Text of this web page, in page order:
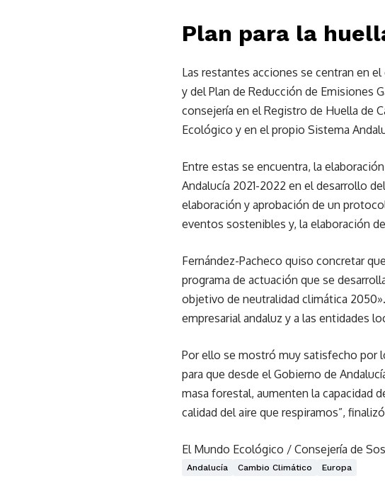
Plan para la
Las restantes acciones se centran en
y del Plan de Reducción de Emisiones
consejería en el Registro de Huella de
Ecológico y en el propio Sistema
Entre estas se encuentra, la
Andalucía 2021-2022 en el desarrollo
elaboración y aprobación de un
eventos sostenibles y, la elaboración
Fernández-Pacheco quiso concretar
programa de actuación que se
objetivo de neutralidad climática
empresarial andaluz y a las entidades
Por ello se mostró muy satisfecho por
para que desde el Gobierno de
masa forestal, aumenten la capacidad
calidad del aire que respiramos”,
El Mundo Ecológico / Consejería de
Andalucía Cambio Climático Europa